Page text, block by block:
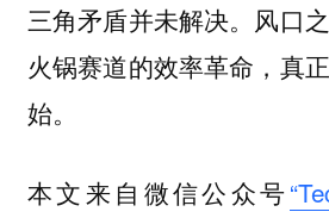
三角矛盾并未解决。风口
火锅赛道的效率革命，真
始。
本文来自微信公众号